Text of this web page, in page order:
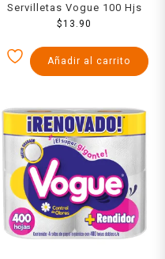
Servilletas Vogue 100 Hjs
$13.90
Añadir al carrito